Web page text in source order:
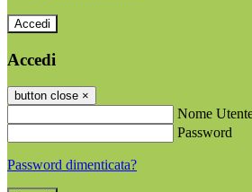
Accedi
Accedi
button close ×
Nome
Password
Password dimenticata?